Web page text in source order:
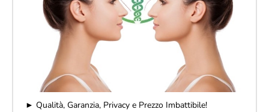
► Qualità, Garanzia, Privacy e Prezzo Imbattibile!